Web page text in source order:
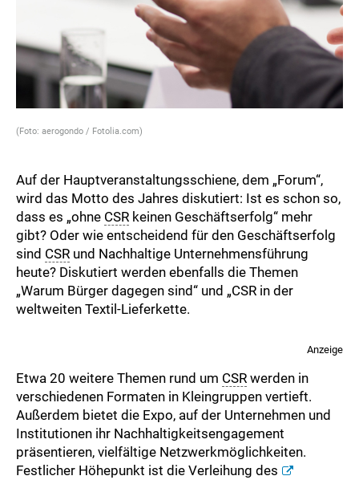
(Foto: aerogondo / Fotolia.com)
Auf der Hauptveranstaltungsschiene, dem „Forum“,
wird das Motto des Jahres diskutiert: Ist es schon so,
dass es „ohne CSR keinen Geschäftserfolg“ mehr
gibt? Oder wie entscheidend für den Geschäftserfolg
sind CSR und Nachhaltige Unternehmensführung
heute? Diskutiert werden ebenfalls die Themen
„Warum Bürger dagegen sind“ und „CSR in der
weltweiten Textil-Lieferkette.
Anzeige
Etwa 20 weitere Themen rund um CSR werden in
verschiedenen Formaten in Kleingruppen vertieft.
Außerdem bietet die Expo, auf der Unternehmen und
Institutionen ihr Nachhaltigkeitsengagement
präsentieren, vielfältige Netzwerkmöglichkeiten.
Festlicher Höhepunkt ist die Verleihung des